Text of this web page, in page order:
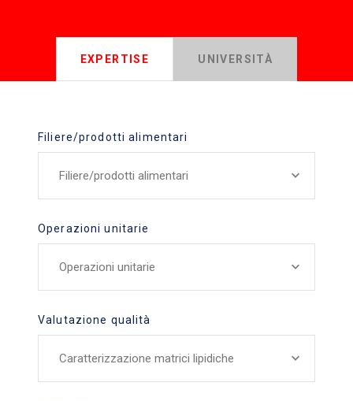
EXPERTISE UNIVERSITÀ
Filiere/prodotti alimentari
Filiere/prodotti alimentari
Operazioni unitarie
Operazioni unitarie
Valutazione qualità
Caratterizzazione matrici lipidiche